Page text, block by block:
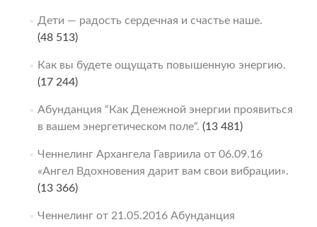
Дети — радость сердечная и счастье наше.
(48 513)
Как вы будете ощущать повышенную энергию.
(17 244)
Абунданция “Как Денежной энергии проявиться
в вашем энергетическом поле“. (13 481)
Ченнелинг Архангела Гавриила от 06.09.16
«Ангел Вдохновения дарит вам свои вибрации».
(13 366)
Ченнелинг от 21.05.2016 Абунданция